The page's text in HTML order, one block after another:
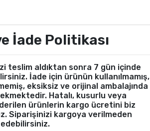
İade Politikası
teslim aldıktan sonra 7 gün içinde
İade için ürünün kullanılmamış,
eksiksiz ve orijinal ambalajında
Hatalı, kusurlu veya
ürünlerin kargo ücretini biz
Siparişinizi kargoya verilmeden